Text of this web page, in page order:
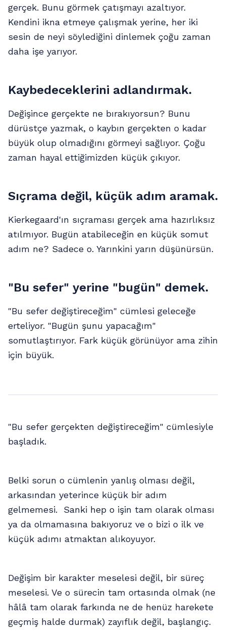
gerçek. Bunu görmek çatışmayı azaltıyor.
Kendini ikna etmeye çalışmak yerine, her iki
sesin de neyi söylediğini dinlemek çoğu zaman
daha işe yarıyor.
Kaybedeceklerini adlandırmak.
Değişince gerçekte ne bırakıyorsun? Bunu
dürüstçe yazmak, o kaybın gerçekten o kadar
büyük olup olmadığını görmeyi sağlıyor. Çoğu
zaman hayal ettiğimizden küçük çıkıyor.
Sıçrama değil, küçük adım aramak.
Kierkegaard'ın sıçraması gerçek ama hazırlıksız
atılmıyor. Bugün atabileceğin en küçük somut
adım ne? Sadece o. Yarınkini yarın düşünürsün.
"Bu sefer" yerine "bugün" demek.
"Bu sefer değiştireceğim" cümlesi geleceğe
erteliyor. "Bugün şunu yapacağım"
somutlaştırıyor. Fark küçük görünüyor ama zihin
için büyük.
"Bu sefer gerçekten değiştireceğim" cümlesiyle
başladık.
Belki sorun o cümlenin yanlış olması değil,
arkasından yeterince küçük bir adım
gelmemesi. Sanki hep o işin tam olarak olması
ya da olmamasına bakıyoruz ve o bizi o ilk ve
küçük adımı atmaktan alıkoyuyor.
Değişim bir karakter meselesi değil, bir süreç
meselesi. Ve o sürecin tam ortasında olmak (ne
hâlâ tam olarak farkında ne de henüz harekete
geçmiş halde durmak) zayıflık değil, başlangıç.